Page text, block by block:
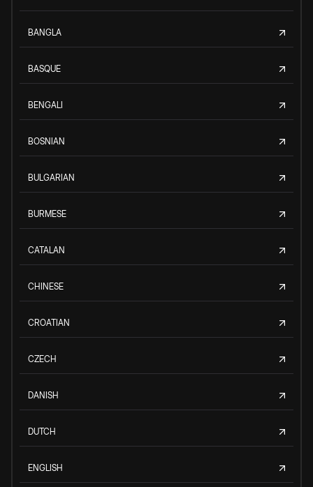
BANGLA
BASQUE
BENGALI
BOSNIAN
BULGARIAN
BURMESE
CATALAN
CHINESE
CROATIAN
CZECH
DANISH
DUTCH
ENGLISH